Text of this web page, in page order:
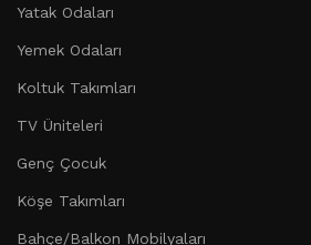
Yatak Odaları
Yemek Odaları
Koltuk Takımları
TV Üniteleri
Genç Çocuk
Köşe Takımları
Bahçe/Balkon Mobilyaları